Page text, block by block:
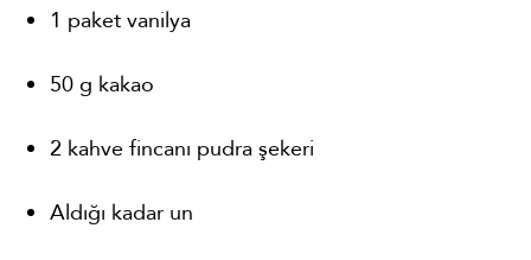
1 paket vanilya
50 g kakao
2 kahve fincanı pudra şekeri
Aldığı kadar un